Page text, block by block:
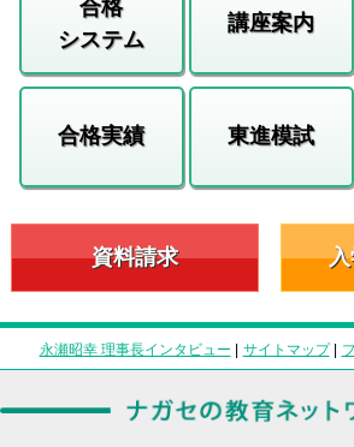
合格
システム
講座案内
合格実績 東進模試
資料請求
永瀬昭幸 理事長インタビュー | サイトマップ|